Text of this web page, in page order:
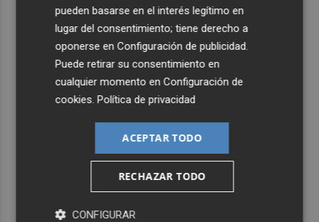
pueden basarse en el interés legítimo en
lugar del consentimiento; tiene derecho a
oponerse enConfiguración de publicidad
Puede retirar su consentimiento en
cualquier momento enConfiguración de
cookies .Política de privacidad
ACEPTAR TODO
RECHAZAR TODO
CONFIGURAR